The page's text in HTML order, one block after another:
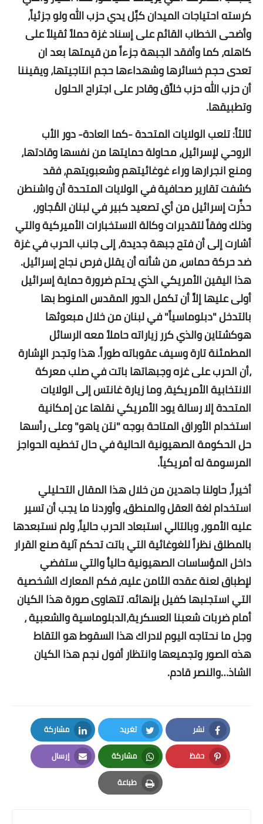
كرسته احتياجات الميدان كبَّل يدي حزب الله ولو جزئياً،
وأضحى الخطاب القائم على إسناد غزة حملاً ثقيلاً على
كاهله، كما وأفقد الجبهة جزءاً من قيمتها بعد ان
تعدى حجم خسائرها وشهداءها حجم انتاجيتها، ويقيننا
أن حزب الله حزب خلاَّق وقادر على اجتراح الحلول
وتطبيقها.
ثالثاً: تلعب الولايات المتحدة -كما العادة- دور الأب
الروحي لإسرائيل، محاولة حمايتها من نفسها وقادتها،
ومنع انجرارها وراء غوغائيتهم وشعبويتهم، فقد
كشفت تقارير صحافية في الولايات المتحدة أن واشنطن
حذَّرت إسرائيل من أي تصعيد كبير في لبنان المُجاور،
وذلك وفقاً لتقديرات وكالة الاستخبارات الأميركية والتي
أشارت إلى أن فتح جبهة جديدة، إلى جانب الحرب في غزة
ضد حركة حماس، من شأنه أن يقلل فرص نجاح إسرائيل.
هذا اليقين الأمريكي الذي يحتم ضرورة حماية إسرائيل
أولى عليها إلاَّ أن تكمل الدور المقدس المنوط بها
بالتدخل "دبلوماسياً" في لبنان من خلال مبعوثها
هوكشتاين والذي كرر زياراته حاملاً معه الرسائل
المطمئنة تارة وسيف عقوباته طوراً. هذا وتجدر الإشارة
،أن الحرب على غزه وجبهاتها باتت في صلب معركة
الانتخابية الأمريكية، وما زيارة غانتس إلى الولايات
المتحدة إلا رسالة يود الأمريكي نقلها عن إمكانية
استخدام الأوراق المتاحة بوجه "نتن ياهو" وعلى رأسها
حل الحكومة الصهيونية الحالية في حال تخطيه الحواجز
المرسومة له أمريكياً.
أخيراً، حاولنا جاهدين من خلال هذا المقال التحليلي
استخدام لغة العقل والمنطق، وأوردنا ما يجب أن تسير
عليه الأمور، وبالتالي استبعاد الحرب حالياً، ولم نستبعدها
بالمطلق نظراً للغوغائية التي باتت تحكم آلية صنع القرار
داخل المؤساسات الصهيونية حالياُ والتي ستفضي
لإطباق لعنة عقده الثامن عليه، فكم المعارك الشخصية
التي استجلبها كفيل بإنهائه. تتهاوى صورة هذا الكيان
أمام ضربات شعبنا العسكرية،الدبلوماسية والشعبية ،
وجل ما نحتاجه اليوم لادراك هذا السقوط هو التقاط
هذه الصور وتجميعها وانتظار أفول نجم هذا الكيان
الشاذ…والنصر قادم.
نشر
Facebook
تغريد
Twitter
مشاركة
LinkedIn
حفظ
Pinterest
مشاركة
Whatsapp
إرسال
Email
طباعة
Print